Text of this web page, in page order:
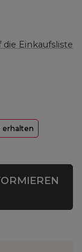
die Einkaufsliste
erhalten